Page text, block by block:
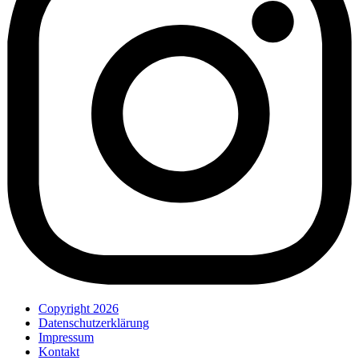
Copyright 2026
Datenschutzerklärung
Impressum
Kontakt